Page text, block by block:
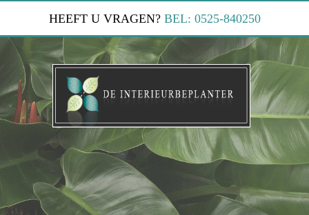
HEEFT U VRAGEN? BEL: 0525-840250